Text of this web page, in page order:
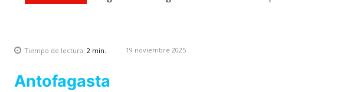
Tiempo de lectura: 2 min. 19 noviembre 2025
Antofagasta